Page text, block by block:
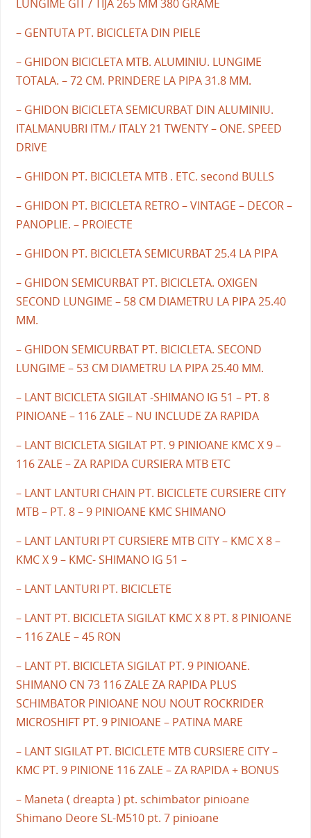
LUNGIME GIT / TIJA 265 MM 380 GRAME
– GENTUTA PT. BICICLETA DIN PIELE
– GHIDON BICICLETA MTB. ALUMINIU. LUNGIME
TOTALA. – 72 CM. PRINDERE LA PIPA 31.8 MM.
– GHIDON BICICLETA SEMICURBAT DIN ALUMINIU.
ITALMANUBRI ITM./ ITALY 21 TWENTY – ONE. SPEED
DRIVE
– GHIDON PT. BICICLETA MTB . ETC. second BULLS
– GHIDON PT. BICICLETA RETRO – VINTAGE – DECOR –
PANOPLIE. – PROIECTE
– GHIDON PT. BICICLETA SEMICURBAT 25.4 LA PIPA
– GHIDON SEMICURBAT PT. BICICLETA. OXIGEN
SECOND LUNGIME – 58 CM DIAMETRU LA PIPA 25.40
MM.
– GHIDON SEMICURBAT PT. BICICLETA. SECOND
LUNGIME – 53 CM DIAMETRU LA PIPA 25.40 MM.
– LANT BICICLETA SIGILAT -SHIMANO IG 51 – PT. 8
PINIOANE – 116 ZALE – NU INCLUDE ZA RAPIDA
– LANT BICICLETA SIGILAT PT. 9 PINIOANE KMC X 9 –
116 ZALE – ZA RAPIDA CURSIERA MTB ETC
– LANT LANTURI CHAIN PT. BICICLETE CURSIERE CITY
MTB – PT. 8 – 9 PINIOANE KMC SHIMANO
– LANT LANTURI PT CURSIERE MTB CITY – KMC X 8 –
KMC X 9 – KMC- SHIMANO IG 51 –
– LANT LANTURI PT. BICICLETE
– LANT PT. BICICLETA SIGILAT KMC X 8 PT. 8 PINIOANE
– 116 ZALE – 45 RON
– LANT PT. BICICLETA SIGILAT PT. 9 PINIOANE.
SHIMANO CN 73 116 ZALE ZA RAPIDA PLUS
SCHIMBATOR PINIOANE NOU NOUT ROCKRIDER
MICROSHIFT PT. 9 PINIOANE – PATINA MARE
– LANT SIGILAT PT. BICICLETE MTB CURSIERE CITY –
KMC PT. 9 PINIONE 116 ZALE – ZA RAPIDA + BONUS
– Maneta ( dreapta ) pt. schimbator pinioane
Shimano Deore SL-M510 pt. 7 pinioane